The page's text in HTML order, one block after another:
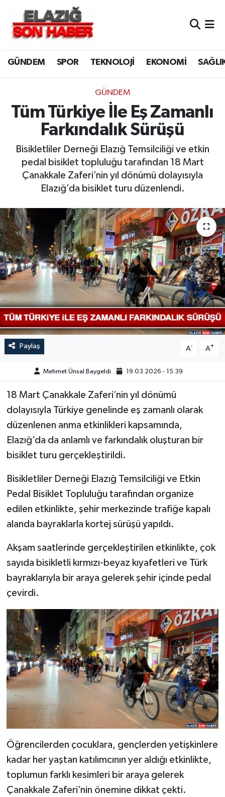
GÜNDEM SPOR TEKNOLOJİ EKONOMİ
GÜNDEM
Tüm Türkiye İle Eş Zamanlı
Farkındalık Sürüşü
Bisikletliler Derneği Elazığ Temsilciliği ve etkin
pedal bisiklet topluluğu tarafından 18 Mart
Çanakkale Zaferi’nin yıl dönümü dolayısıyla
Elazığ’da bisiklet turu düzenlendi.
Paylaş A- A+
Mehmet Ünsal Baygeldi 19.03.2026 - 15:39
18 Mart Çanakkale Zaferi’nin yıl dönümü
dolayısıyla Türkiye genelinde eş zamanlı olarak
düzenlenen anma etkinlikleri kapsamında,
Elazığ’da da anlamlı ve farkındalık oluşturan bir
bisiklet turu gerçekleştirildi.
Bisikletliler Derneği Elazığ Temsilciliği ve Etkin
Pedal Bisiklet Topluluğu tarafından organize
edilen etkinlikte, şehir merkezinde trafiğe kapalı
alanda bayraklarla kortej sürüşü yapıldı.
Akşam saatlerinde gerçekleştirilen etkinlikte, çok
sayıda bisikletli kırmızı-beyaz kıyafetleri ve Türk
bayraklarıyla bir araya gelerek şehir içinde pedal
çevirdi.
Öğrencilerden çocuklara, gençlerden yetişkinlere
kadar her yaştan katılımcının yer aldığı etkinlikte,
toplumun farklı kesimleri bir araya gelerek
Çanakkale Zaferi’nin önemine dikkat çekti.
CANLI YAYIN
ASAYİŞ
BİLİM VE TEKNOLOJİ
DÜNYA
EKONOMİ
ELAZIĞ
GENEL
GÜNDEM
HABERDE İNSAN
KÜLTÜR-SANAT
MAGAZİN
MEDYA
ÖZEL HABER
POLİTİKA
SAĞLIK
SİYASET
SPOR
TEKNOLOJİ
YAŞAM
Merkez Hava Durumu
Merkez Trafik Yoğunluk Haritası
Süper Lig Puan Durumu ve Fikstür
Tüm Manşetler
Haber Arşivi